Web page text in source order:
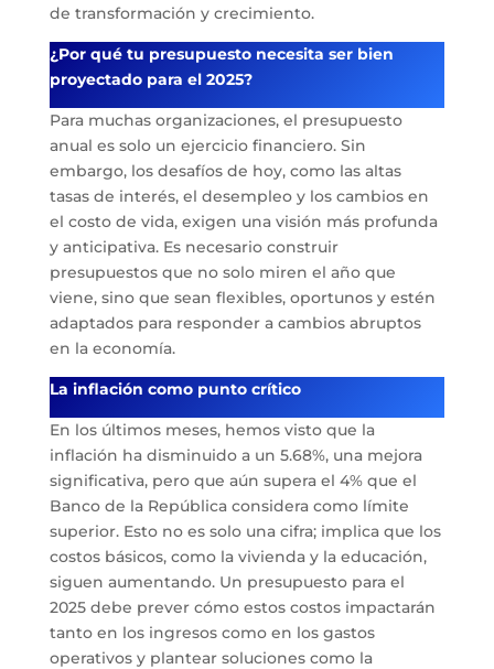
de transformación y crecimiento.
¿Por qué tu presupuesto necesita ser bien
proyectado para el 2025?
Para muchas organizaciones, el presupuesto
anual es solo un ejercicio financiero. Sin
embargo, los desafíos de hoy, como las altas
tasas de interés, el desempleo y los cambios en
el costo de vida, exigen una visión más profunda
y anticipativa. Es necesario construir
presupuestos que no solo miren el año que
viene, sino que sean flexibles, oportunos y estén
adaptados para responder a cambios abruptos
en la economía.
La inflación como punto crítico
En los últimos meses, hemos visto que la
inflación ha disminuido a un 5.68%, una mejora
significativa, pero que aún supera el 4% que el
Banco de la República considera como límite
superior. Esto no es solo una cifra; implica que los
costos básicos, como la vivienda y la educación,
siguen aumentando. Un presupuesto para el
2025 debe prever cómo estos costos impactarán
tanto en los ingresos como en los gastos
operativos y plantear soluciones como la